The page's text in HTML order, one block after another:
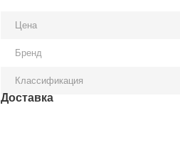
Цена
Бренд
Классификация
Доставка